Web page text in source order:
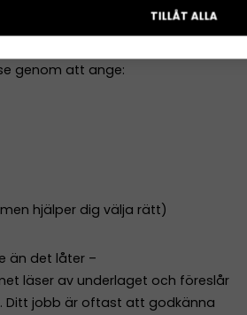
genom att ange:
hjälper dig välja rätt)
än det låter –
läser av underlaget och föreslår
Ditt jobb är oftast att godkänna
TILLÅT ALLA